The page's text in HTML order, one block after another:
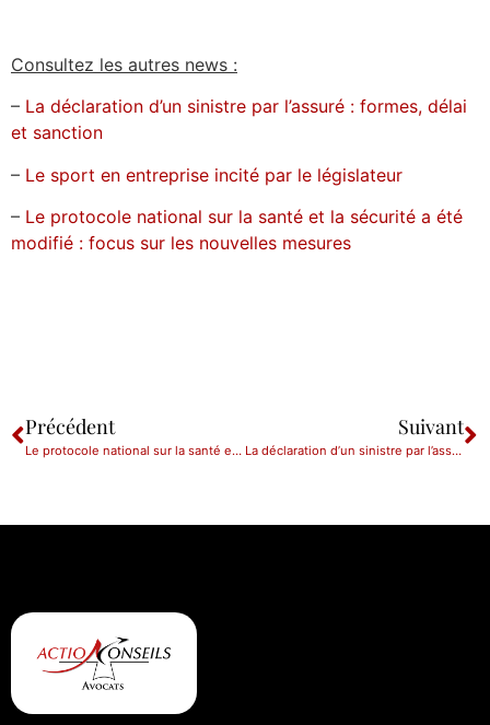
Consultez les autres news :
– La déclaration d’un sinistre par l’assuré : formes, délai
et sanction
– Le sport en entreprise incité par le législateur
– Le protocole national sur la santé et la sécurité a été
modifié : focus sur les nouvelles mesures
Précédent
Le protocole national sur la santé et la sécurité a été modifié : focus sur les nouvelles mesures
Suivant
La déclaration d’un sinistre par l’assuré : formes, délai et sanction